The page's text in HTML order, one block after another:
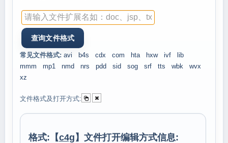
常见文件格式: avi b4s cdx com hta hxw ivf
lib
mmm
mp1 nmd nrs pdd sid sog srf tts wbk
wvx
xz
文件格式及打开方式:
格式:【c4g 】文件打开编辑方式信息: